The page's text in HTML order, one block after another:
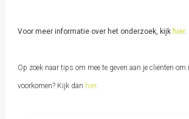
Voor meer informatie over het onderzoek, kijk hier.
Op zoek naar tips om mee te geven aan je cliënten
voorkomen? Kijk dan hier.